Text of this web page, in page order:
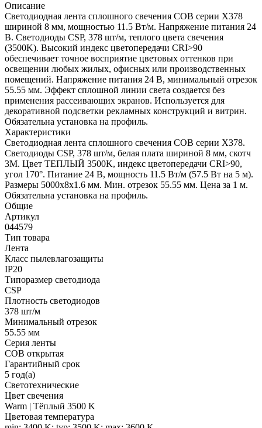
Описание
Светодиодная лента сплошного свечения COB серии X378
шириной 8 мм, мощностью 11.5 Вт/м. Напряжение питания 24
В. Светодиоды CSP, 378 шт/м, теплого цвета свечения
(3500K). Высокий индекс цветопередачи CRI>90
обеспечивает точное восприятие цветовых оттенков при
освещении любых жилых, офисных или производственных
помещений. Напряжение питания 24 В, минимальный отрезок
55.55 мм. Эффект сплошной линии света создается без
применения рассеивающих экранов. Используется для
декоративной подсветки рекламных конструкций и витрин.
Обязательна установка на профиль.
Характеристики
Светодиодная лента сплошного свечения COB серии X378.
Светодиоды CSP, 378 шт/м, белая плата шириной 8 мм, скотч
3M. Цвет ТЕПЛЫЙ 3500K, индекс цветопередачи CRI>90,
угол 170°. Питание 24 В, мощность 11.5 Вт/м (57.5 Вт на 5 м).
Размеры 5000x8x1.6 мм. Мин. отрезок 55.55 мм. Цена за 1 м.
Обязательна установка на профиль.
Общие
Артикул
044579
Тип товара
Лента
Класс пылевлагозащиты
IP20
Типоразмер светодиода
CSP
Плотность светодиодов
378 шт/м
Минимальный отрезок
55.55 мм
Серия ленты
COB открытая
Гарантийный срок
5 год(а)
Светотехнические
Цвет свечения
Warm | Тёплый 3500 K
Цветовая температура